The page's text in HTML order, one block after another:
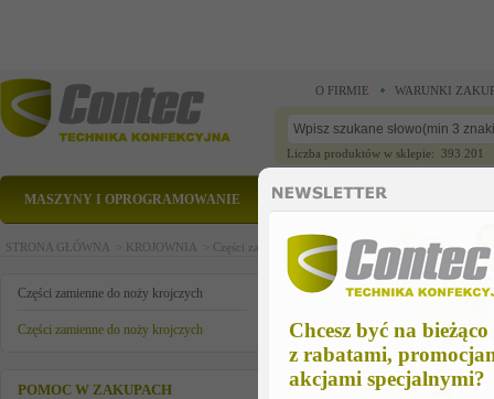
Chcesz być na bieżąco
z rabatami,
akcjami specjalnymi?
O FIRMIE WARUNKI
Liczba produktów w sklepie: 393 201
MASZYNY I OPROGRAMOWANIE CZĘŚCI ZAMIENNE
STRONA GŁÓWNA > KROJOWNIA > Części zamienne do noży krojczych >Części
Części zamienne do noży krojczych
Części zamienne do noży krojczych
POMOC W ZAKUPACH
czesc zamienna